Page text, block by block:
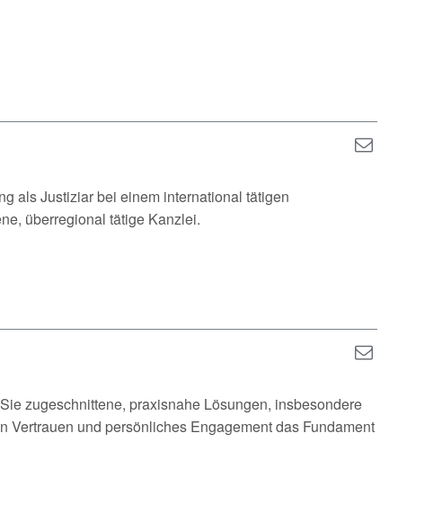
als Justiziar bei einem international tätigen
überregional tätige Kanzlei.
zugeschnittene, praxisnahe Lösungen, insbesondere
Vertrauen und persönliches Engagement das Fundament